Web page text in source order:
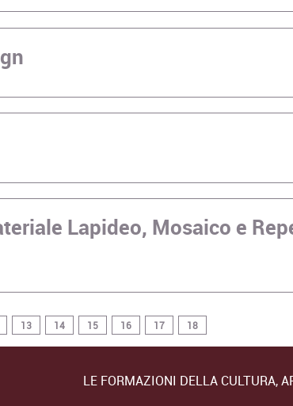
Lapideo, Mosaico e
13 14 15 16 17 18
LE FORMAZIONI DELLA CULTURA,